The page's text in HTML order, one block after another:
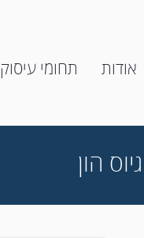
אודות תחומי עיסוק